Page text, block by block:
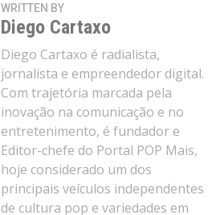
WRITTEN BY
Diego Cartaxo
Diego Cartaxo é radialista,
jornalista e empreendedor digital.
Com trajetória marcada pela
inovação na comunicação e no
entretenimento, é fundador e
Editor-chefe do Portal POP Mais,
hoje considerado um dos
principais veículos independentes
de cultura pop e variedades em